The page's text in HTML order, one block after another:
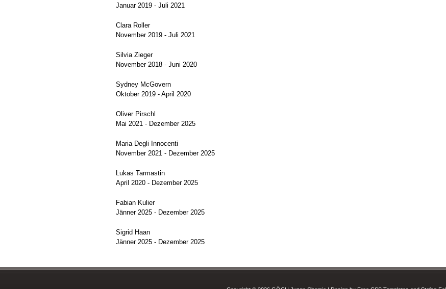
Januar 2019 - Juli 2021
Clara Roller
November 2019 - Juli 2021
Silvia Zieger
November 2018 - Juni 2020
Sydney McGovern
Oktober 2019 - April 2020
Oliver Pirschl
Mai 2021 - Dezember 2025
Maria Degli Innocenti
November 2021 - Dezember 2025
Lukas Tarmastin
April 2020 - Dezember 2025
Fabian Kulier
Jänner 2025 - Dezember 2025
Sigrid Haan
Jänner 2025 - Dezember 2025